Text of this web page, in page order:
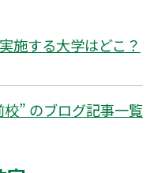
施する大学はどこ？
校” のブログ記事一覧